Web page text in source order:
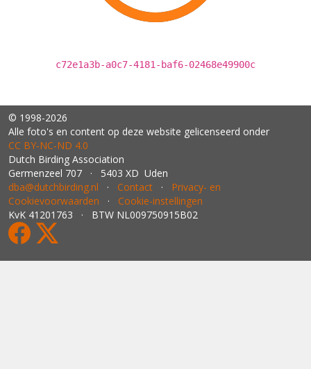
c72e1a3b-a0c7-4181-baf6-02468e49900c
© 1998-2026
Alle foto's en content op deze website gelicenseerd onder
CC BY‑NC‑ND 4.0
Dutch Birding Association
Germenzeel 707 · 5403 XD Uden
dba@dutchbirding.nl · Contact · Privacy- en
Cookievoorwaarden · Cookie-instellingen
KvK 41201763 · BTW NL009750915B02